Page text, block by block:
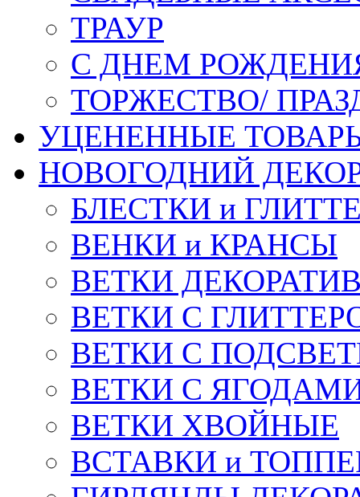
ТРАУР
С ДНЕМ
ТОРЖЕСТВО/
УЦЕНЕННЫЕ
НОВОГОДНИЙ
БЛЕСТКИ и
ВЕНКИ и КРАНСЫ
ВЕТКИ
ВЕТКИ С
ВЕТКИ С
ВЕТКИ С
ВЕТКИ ХВОЙНЫЕ
ВСТАВКИ и